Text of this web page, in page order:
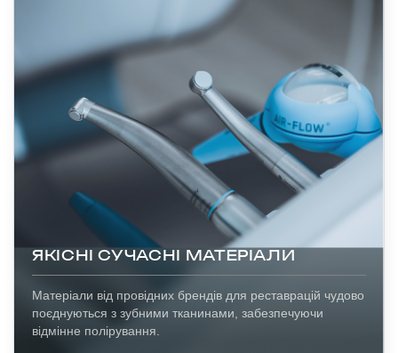
ЯКІСНІ СУЧАСНІ МАТЕРІАЛИ
Матеріали від провідних брендів для реставрацій чудово
поєднуються з зубними тканинами, забезпечуючи
відмінне полірування.